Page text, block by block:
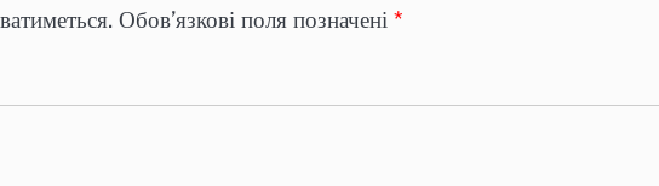
Обов’язкові поля позначені *